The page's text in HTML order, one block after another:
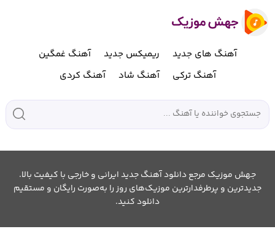
آهنگ های جدید ریمیکس جدید
آهنگ غمگین
آهنگ ترکی
آهنگ شاد آهنگ کردی
جهش موزیک مرجع دانلود آهنگ جدید ایرانی و خارجی با کیفیت بالا.
جدیدترین و پرطرفدارترین موزیک‌های روز را به‌صورت رایگان و مستقیم
دانلود کنید.